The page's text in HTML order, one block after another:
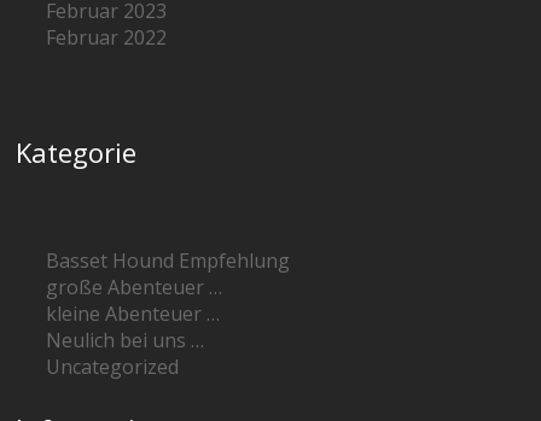
Februar 2023
Februar 2022
Kategorie
Basset Hound Empfehlung
große Abenteuer …
kleine Abenteuer …
Neulich bei uns …
Uncategorized